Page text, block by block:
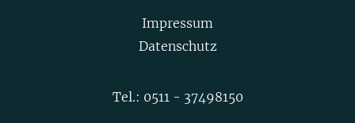
Impressum
Datenschutz
Tel.: 0511 - 37498150